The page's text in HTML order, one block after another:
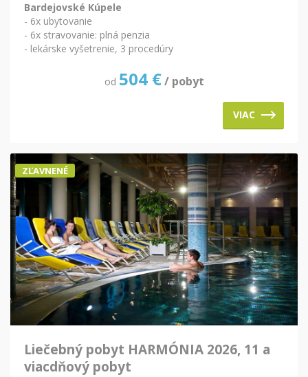
Bardejovské Kúpele
- 6x ubytovanie
- 6x stravovanie: plná penzia
- lekárske vyšetrenie, 3 procedúry
od 504 € / pobyt
VIAC
ZĽAVNENÉ
Liečebný pobyt HARMÓNIA 2026, 11 a
viacdňový pobyt